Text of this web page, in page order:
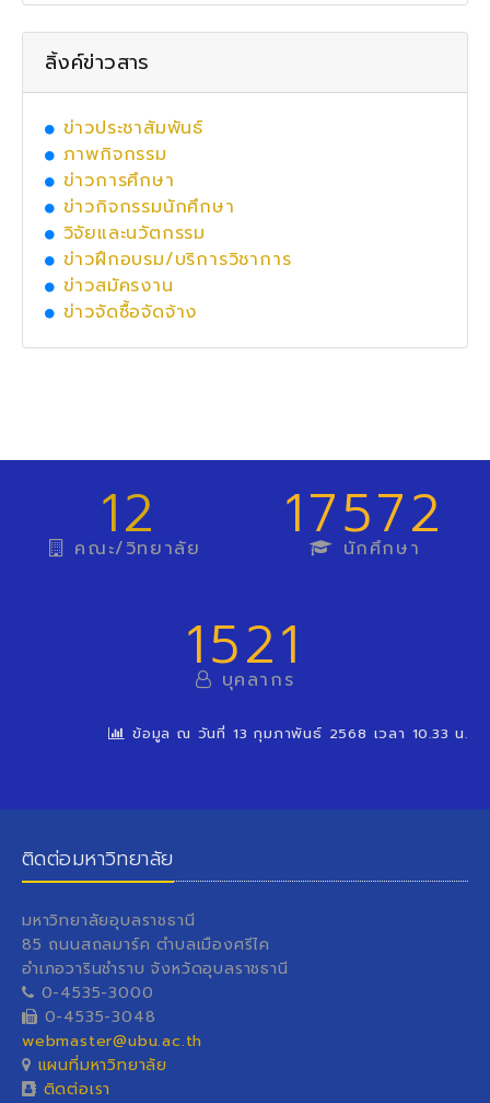
ลิ้งค์ข่าวสาร
ข่าวประชาสัมพันธ์
ภาพกิจกรรม
ข่าวการศึกษา
ข่าวกิจกรรมนักศึกษา
วิจัยและนวัตกรรม
ข่าวฝึกอบรม/บริการวิชาการ
ข่าวสมัครงาน
ข่าวจัดซื้อจัดจ้าง
12
คณะ/วิทยาลัย 17572
นักศึกษา
1521
บุคลากร
ข้อมูล ณ วันที่ 13 กุมภาพันธ์ 2568 เวลา 10.33 น.
ติดต่อมหาวิทยาลัย
มหาวิทยาลัยอุบลราชธานี
85 ถนนสถลมาร์ค ตำบลเมืองศรีไค
อำเภอวารินชำราบ จังหวัดอุบลราชธานี
0-4535-3000
0-4535-3048
webmaster@ubu.ac.th
แผนที่มหาวิทยาลัย
ติดต่อเรา